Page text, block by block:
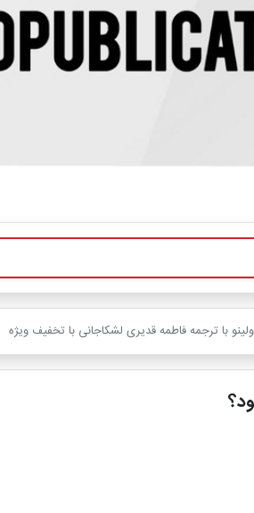
با ترجمه فاطمه قدیری لشکاجانی با تخفیف ویژه